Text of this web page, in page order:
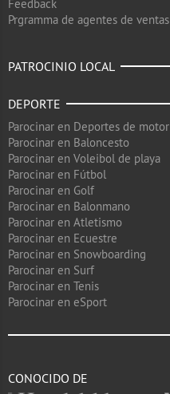
Feedback
Prgramma de agentes de ventas
PATROCINIO LOCAL
DEPORTE
Parocinar en Deportes de motor
Parocinar en Baloncesto
Parocinar en Voleibol de playa
Parocinar en Fútbol
Parocinar en Golf
Parocinar en Balonmano
Parocinar en Atletismo
Parocinar en Ecuestre
Parocinar en Snowboarding
Parocinar en Surf
Parocinar en Tenis
Parocinar en eSport
CONOCIDO DE